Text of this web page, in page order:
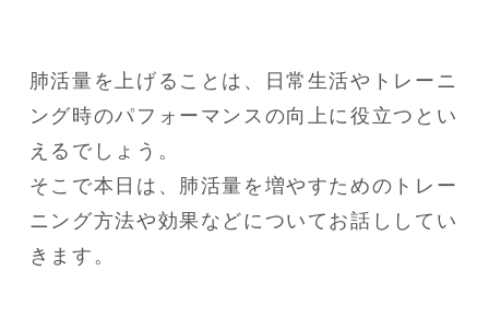
肺活量を上げることは、日常生活やトレーニ
ング時のパフォーマンスの向上に役立つとい
えるでしょう。
そこで本日は、肺活量を増やすためのトレー
ニング方法や効果などについてお話ししてい
きます。